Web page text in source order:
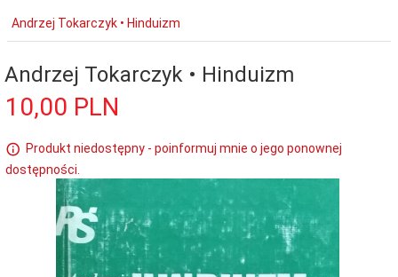
Andrzej Tokarczyk • Hinduizm
Andrzej Tokarczyk • Hinduizm
10,00 PLN
Produkt niedostępny - poinformuj mnie o jego ponownej
dostępności.